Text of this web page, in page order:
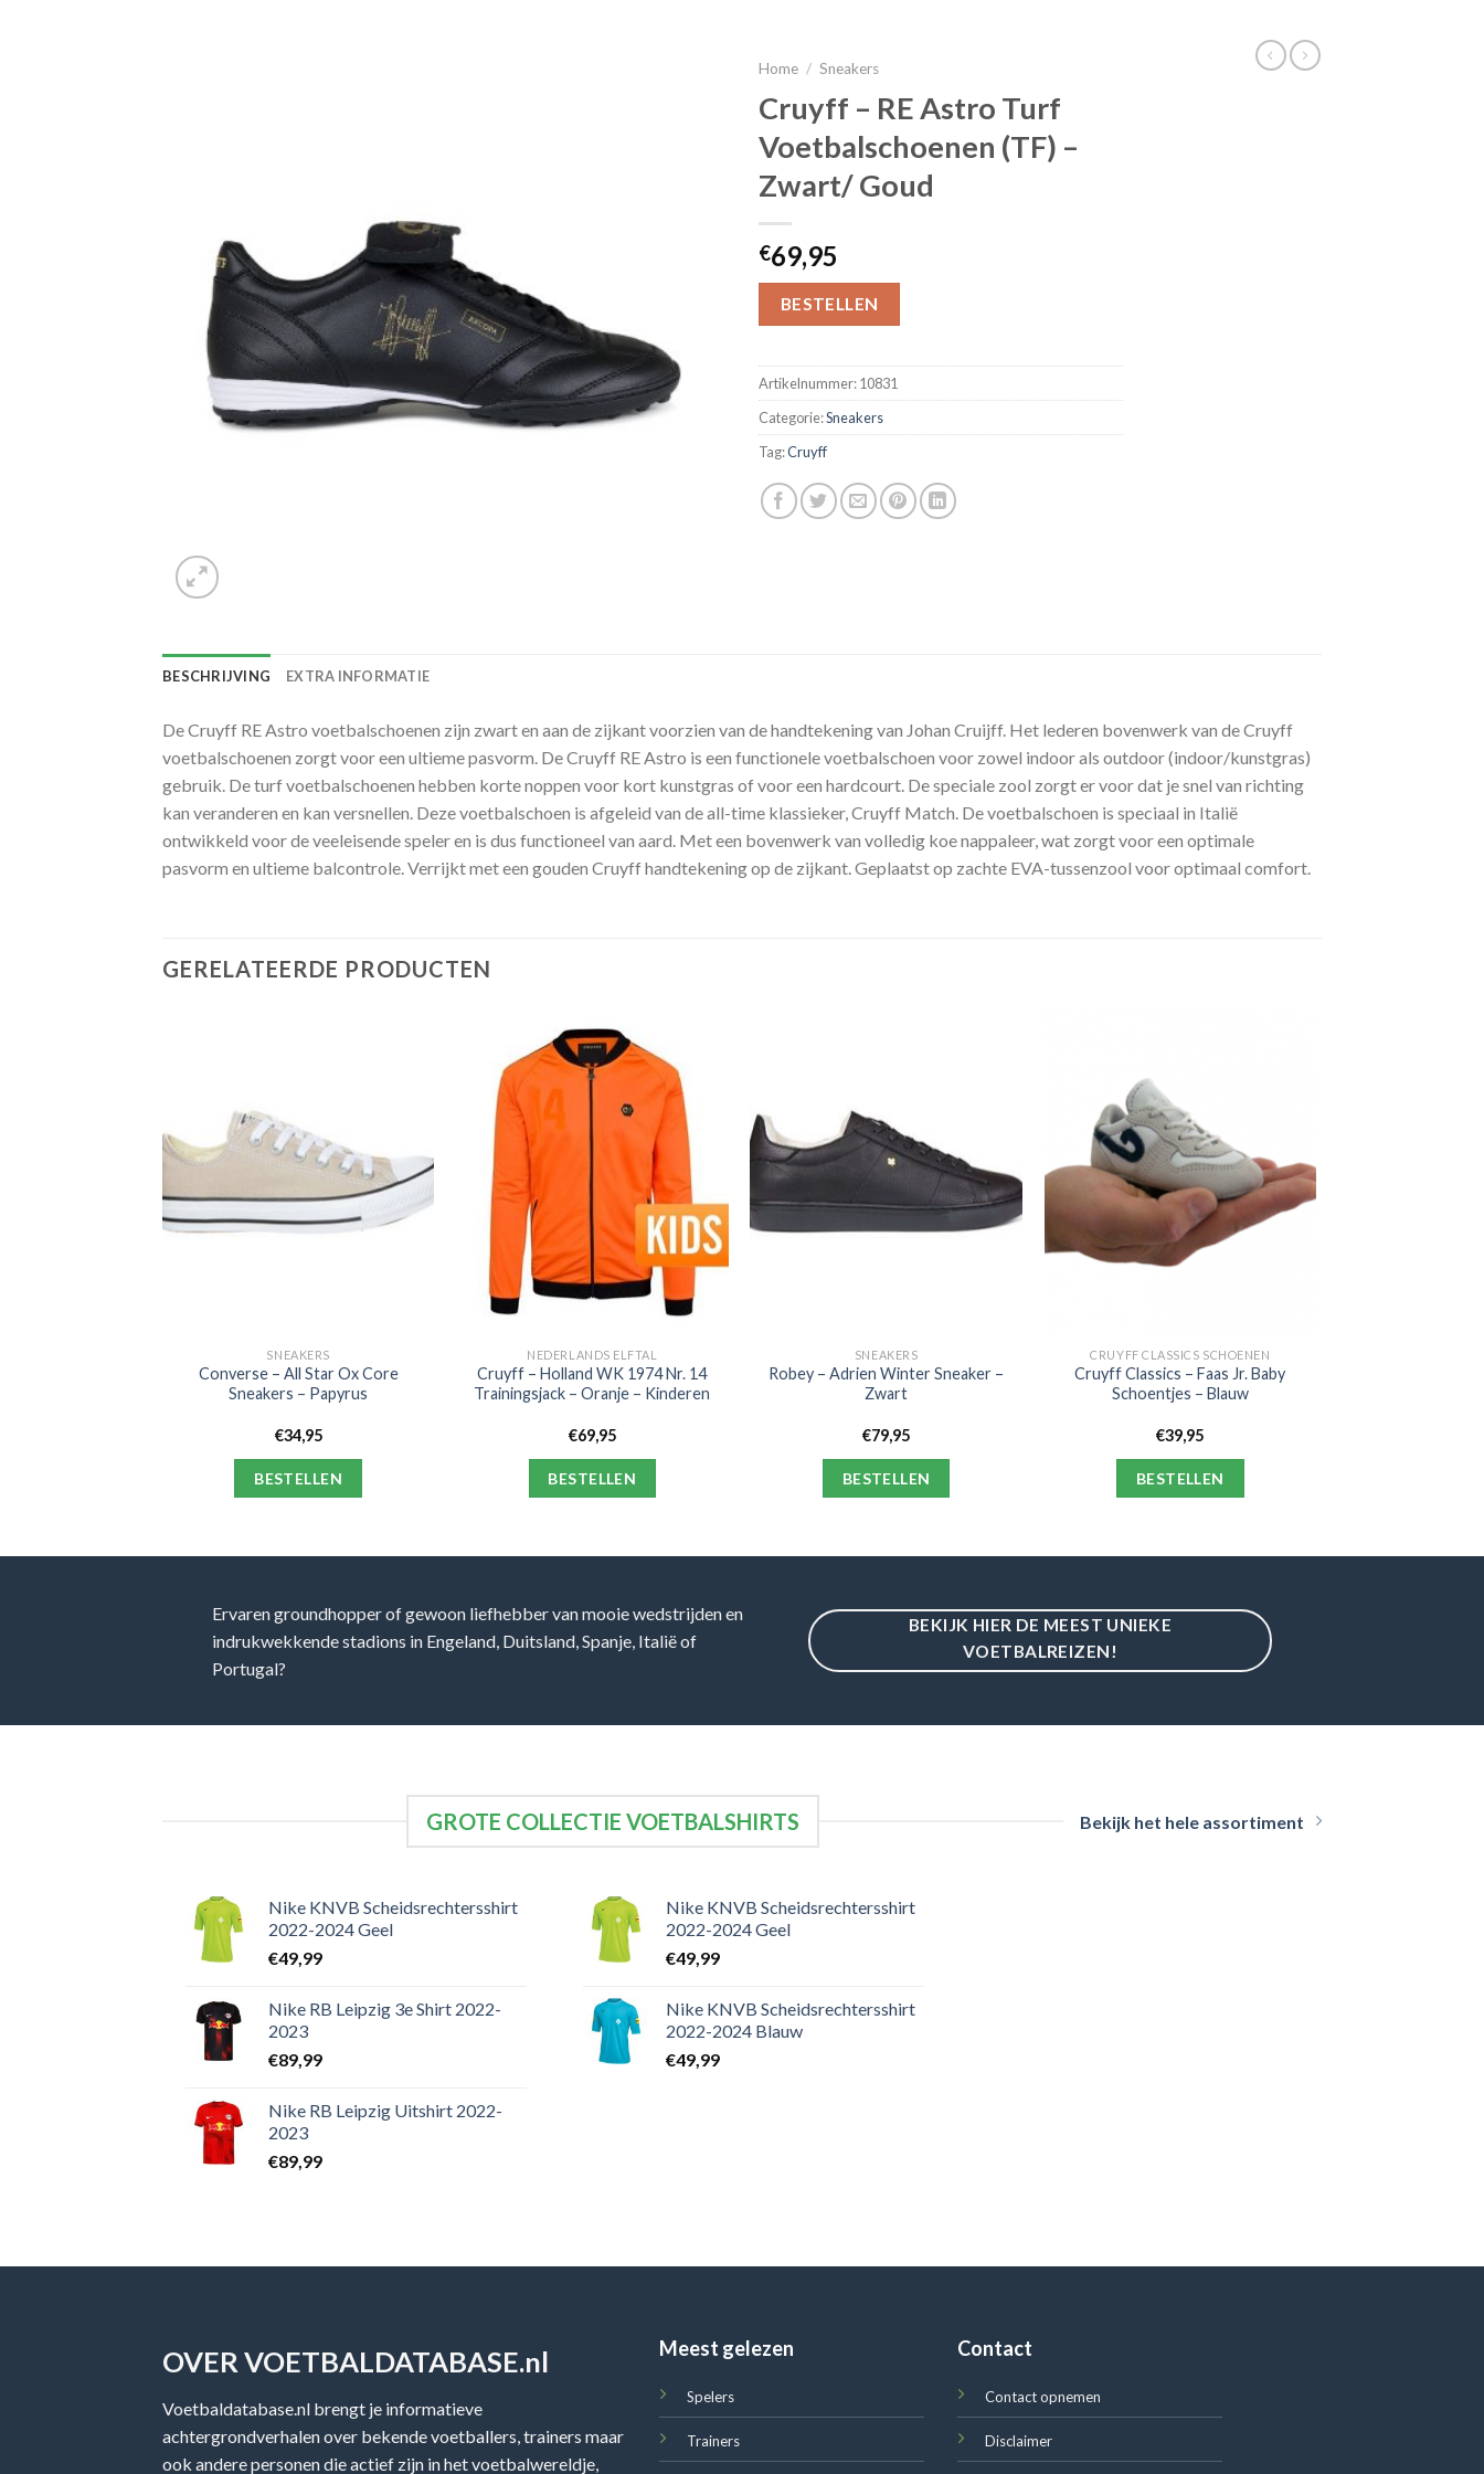
Home / Sneakers
Cruyff – RE Astro Turf
Voetbalschoenen (TF) –
Zwart/ Goud
€69,95
BESTELLEN
Artikelnummer:10831
Categorie:Sneakers
Tag:Cruyff
BESCHRIJVING EXTRA INFORMATIE
De Cruyff RE Astro voetbalschoenen zijn zwart en aan de zijkant voorzien van de handtekening van Johan Cruijff. Het lederen bovenwerk van de Cruyff
voetbalschoenen zorgt voor een ultieme pasvorm. De Cruyff RE Astro is een functionele voetbalschoen voor zowel indoor als outdoor (indoor/kunstgras)
gebruik. De turf voetbalschoenen hebben korte noppen voor kort kunstgras of voor een hardcourt. De speciale zool zorgt er voor dat je snel van richting
kan veranderen en kan versnellen. Deze voetbalschoen is afgeleid van de all-time klassieker, Cruyff Match. De voetbalschoen is speciaal in Italië
ontwikkeld voor de veeleisende speler en is dus functioneel van aard. Met een bovenwerk van volledig koe nappaleer, wat zorgt voor een optimale
pasvorm en ultieme balcontrole. Verrijkt met een gouden Cruyff handtekening op de zijkant. Geplaatst op zachte EVA-tussenzool voor optimaal comfort.
GERELATEERDE PRODUCTEN
SNEAKERS
Converse – All Star Ox Core
Sneakers – Papyrus
€34,95
BESTELLEN
NEDERLANDS ELFTAL
Cruyff – Holland WK 1974 Nr. 14
Trainingsjack – Oranje – Kinderen
€69,95
BESTELLEN
SNEAKERS
Robey – Adrien Winter Sneaker –
Zwart
€79,95
BESTELLEN
CRUYFF CLASSICS SCHOENEN
Cruyff Classics – Faas Jr. Baby
Schoentjes – Blauw
€39,95
BESTELLEN
Ervaren groundhopper of gewoon liefhebber van mooie wedstrijden en
indrukwekkende stadions in Engeland, Duitsland, Spanje, Italië of
Portugal?
BEKIJK HIER DE MEEST UNIEKE
VOETBALREIZEN!
GROTE COLLECTIE VOETBALSHIRTS Bekijk het hele assortiment
Nike KNVB Scheidsrechtersshirt
2022-2024 Geel
€49,99
Nike RB Leipzig 3e Shirt 2022-
2023
€89,99
Nike RB Leipzig Uitshirt 2022-
2023
€89,99
Nike KNVB Scheidsrechtersshirt
2022-2024 Geel
€49,99
Nike KNVB Scheidsrechtersshirt
2022-2024 Blauw
€49,99
OVER VOETBALDATABASE.nl
Voetbaldatabase.nl brengt je informatieve
achtergrondverhalen over bekende voetballers, trainers maar
ook andere personen die actief zijn in het voetbalwereldje,
Meest gelezen
Spelers
Trainers
Contact
Contact opnemen
Disclaimer